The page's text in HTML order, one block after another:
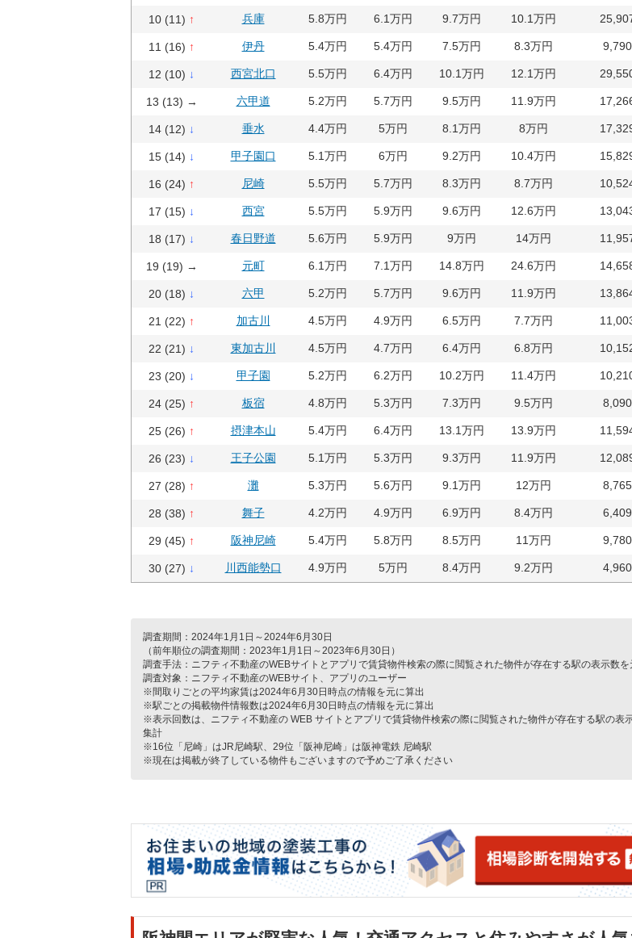
10 (11) ↑ 兵庫 5.8万円 6.1万円 9.7万円 10.1万円
11 (16) ↑ 伊丹 5.4万円 5.4万円 7.5万円 8.3万円
12 (10) ↓ 西宮北口 5.5万円 6.4万円 10.1万円 12.1万円
13 (13) → 六甲道 5.2万円 5.7万円 9.5万円 11.9万円
14 (12) ↓ 垂水 4.4万円 5万円 8.1万円 8万円
15 (14) ↓ 甲子園口 5.1万円 6万円 9.2万円 10.4万円
16 (24) ↑ 尼崎 5.5万円 5.7万円 8.3万円 8.7万円
17 (15) ↓ 西宮 5.5万円 5.9万円 9.6万円 12.6万円
18 (17) ↓ 春日野道 5.6万円 5.9万円 9万円 14万円
19 (19) → 元町 6.1万円 7.1万円 14.8万円 24.6万円
20 (18) ↓ 六甲 5.2万円 5.7万円 9.6万円 11.9万円
21 (22) ↑ 加古川 4.5万円 4.9万円 6.5万円 7.7万円
22 (21) ↓ 東加古川 4.5万円 4.7万円 6.4万円 6.8万円
23 (20) ↓ 甲子園 5.2万円 6.2万円 10.2万円 11.4万円
24 (25) ↑ 板宿 4.8万円 5.3万円 7.3万円 9.5万円
25 (26) ↑ 摂津本山 5.4万円 6.4万円 13.1万円 13.9万円
26 (23) ↓ 王子公園 5.1万円 5.3万円 9.3万円 11.9万円
27 (28) ↑ 灘 5.3万円 5.6万円 9.1万円 12万円
28 (38) ↑ 舞子 4.2万円 4.9万円 6.9万円 8.4万円
29 (45) ↑ 阪神尼崎 5.4万円 5.8万円 8.5万円 11万円
30 (27) ↓ 川西能勢口 4.9万円 5万円 8.4万円 9.2万円
調査期間：2024年1月1日～2024年6月30日
（前年順位の調査期間：2023年1月1日～2023年6月30日）
調査手法：ニフティ不動産のWEBサイトとアプリで賃貸物件検索の際に閲覧された物件が存在する駅の表⽰数
調査対象：ニフティ不動産のWEBサイト、アプリのユーザー
※間取りごとの平均家賃は2024年6月30日時点の情報を元に算出
※駅ごとの掲載物件情報数は2024年6月30日時点の情報を元に算出
※表示回数は、ニフティ不動産の WEB サイトとアプリで賃貸物件検索の際に閲覧された物件が存在する駅の表
集計
※16位「尼崎」はJR尼崎駅、29位「阪神尼崎」は阪神電鉄 尼崎駅
※現在は掲載が終了している物件もございますので予めご了承ください